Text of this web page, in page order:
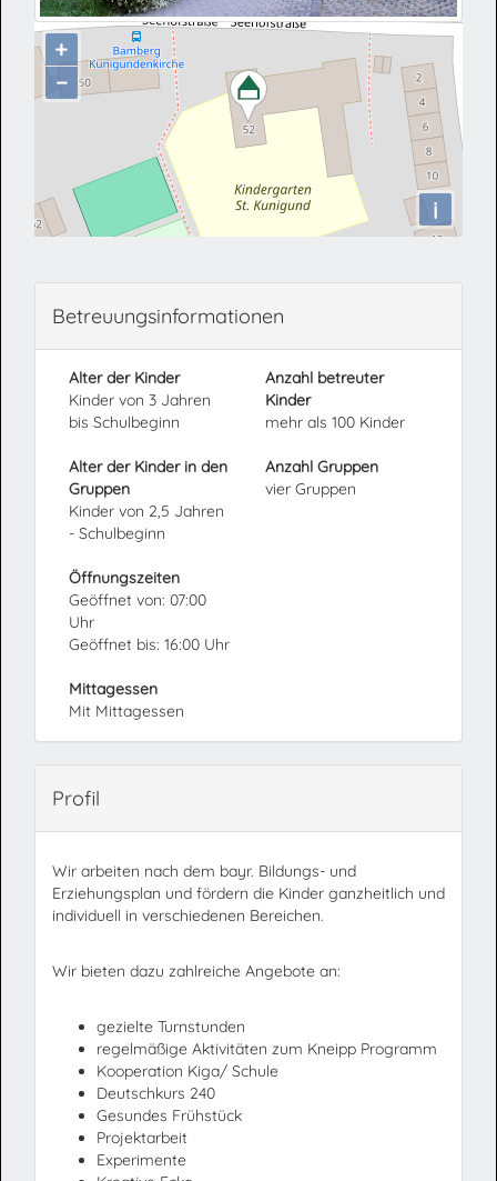
+
−
i
Betreuungsinformationen
Alter der Kinder
Kinder von 3 Jahren
bis Schulbeginn
Alter der Kinder in den
Gruppen
Kinder von 2,5 Jahren
- Schulbeginn
Anzahl betreuter
Kinder
mehr als 100 Kinder
Anzahl Gruppen
vier Gruppen
Öffnungszeiten
Geöffnet von: 07:00
Uhr
Geöffnet bis: 16:00 Uhr
Mittagessen
Mit Mittagessen
Profil
Wir arbeiten nach dem bayr. Bildungs- und
Erziehungsplan und fördern die Kinder ganzheitlich und
individuell in verschiedenen Bereichen.
Wir bieten dazu zahlreiche Angebote an:
gezielte Turnstunden
regelmäßige Aktivitäten zum Kneipp Programm
Kooperation Kiga/ Schule
Deutschkurs 240
Gesundes Frühstück
Projektarbeit
Experimente